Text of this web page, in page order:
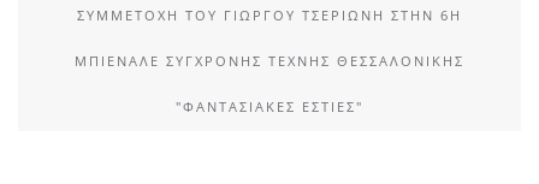
ΣΥΜΜΕΤΟΧΉ ΤΟΥ ΓΙΏΡΓΟΥ ΤΣΕΡΙΏΝΗ ΣΤΗΝ 6Η
ΜΠΙΕΝΆΛΕ ΣΎΓΧΡΟΝΗΣ ΤΈΧΝΗΣ ΘΕΣΣΑΛΟΝΊΚΗΣ
"ΦΑΝΤΑΣΙΑΚΈΣ ΕΣΤΊΕΣ"